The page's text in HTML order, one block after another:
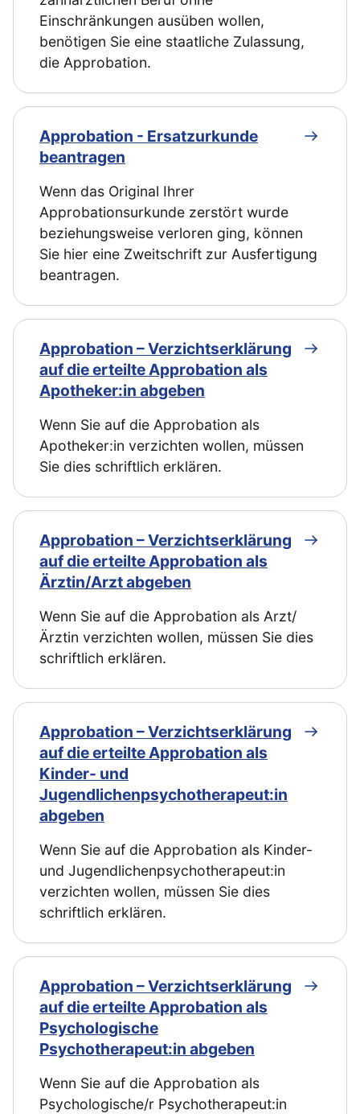
Einschränkungen ausüben wollen,
benötigen Sie eine staatliche Zulassung,
die Approbation.
Approbation - Ersatzurkunde
beantragen
Wenn das Original Ihrer
Approbationsurkunde zerstört wurde
beziehungsweise verloren ging, können
Sie hier eine Zweitschrift zur Ausfertigung
beantragen.
Approbation – Verzichtserklärung
auf die erteilte Approbation als
Apotheker:in abgeben
Wenn Sie auf die Approbation als
Apotheker:in verzichten wollen, müssen
Sie dies schriftlich erklären.
Approbation – Verzichtserklärung
auf die erteilte Approbation als
Ärztin/Arzt abgeben
Wenn Sie auf die Approbation als Arzt/
Ärztin verzichten wollen, müssen Sie dies
schriftlich erklären.
Approbation – Verzichtserklärung
auf die erteilte Approbation als
Kinder- und
Jugendlichenpsychotherapeut:in
abgeben
Wenn Sie auf die Approbation als Kinder-
und Jugendlichenpsychotherapeut:in
verzichten wollen, müssen Sie dies
schriftlich erklären.
Approbation – Verzichtserklärung
auf die erteilte Approbation als
Psychologische
Psychotherapeut:in abgeben
Wenn Sie auf die Approbation als
Psychologische/r Psychotherapeut:in